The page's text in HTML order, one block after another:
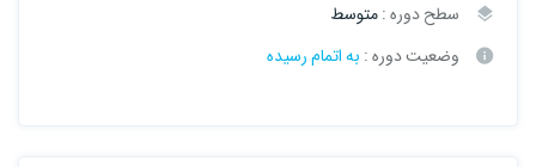
سطح دوره :متوسط
وضعیت دوره : به اتمام رسیده